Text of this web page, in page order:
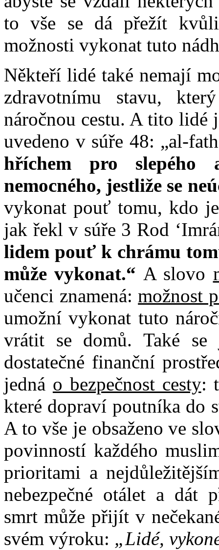
to vše se dá přežít
možnosti vykonat tuto
Někteří lidé také nemají
zdravotnímu stavu,
náročnou cestu. A tito
uvedeno v súře 48: „al-
hříchem pro
nemocného, jestliže se
vykonat pouť tomu, kdo
jak řekl v súře 3 Rod
lidem pouť k chrámu
může vykonat.“ A slovo
učenci znamená:možnost
umožní vykonat tuto
vrátit se domů. Také
dostatečné finanční
jedná o bezpečnost cesty:
které dopraví poutníka do
A to vše je obsaženo ve
povinností každého
prioritami a
nebezpečné otálet a dát
smrt může přijít v
svém výroku: „Lidé,